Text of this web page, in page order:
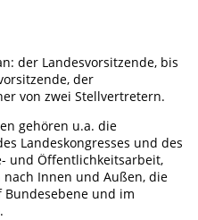
der Landesvorsitzende, bis
der
von zwei Stellvertretern.
gehören u.a. die
Landeskongresses und des
und Öffentlichkeitsarbeit,
Innen und Außen, die
Bundesebene und im